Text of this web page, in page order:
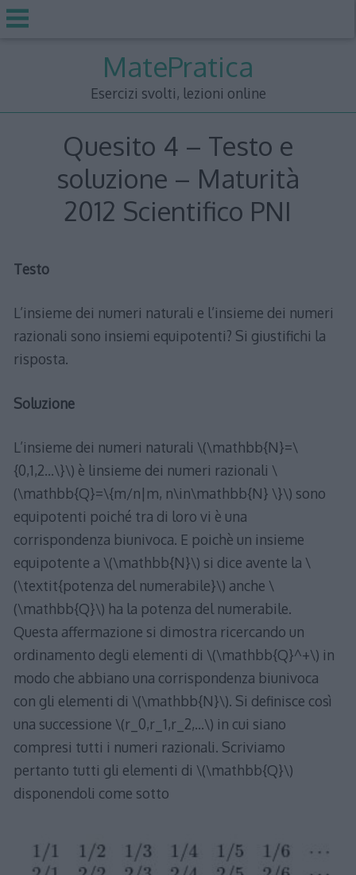
MatePratica
Esercizi svolti, lezioni online
Quesito 4 – Testo e
soluzione – Maturità
2012 Scientifico PNI
Testo
L’insieme dei numeri naturali e l’insieme dei numeri
razionali sono insiemi equipotenti? Si giustifichi la
risposta.
Soluzione
L’insieme dei numeri naturali \(\mathbb{N}=\
{0,1,2...\}\) è linsieme dei numeri razionali \
(\mathbb{Q}=\{m/n|m, n\in\mathbb{N} \}\) sono
equipotenti poiché tra di loro vi è una
corrispondenza biunivoca. E poichè un insieme
equipotente a \(\mathbb{N}\) si dice avente la \
(\textit{potenza del numerabile}\) anche \
(\mathbb{Q}\) ha la potenza del numerabile.
Questa affermazione si dimostra ricercando un
ordinamento degli elementi di \(\mathbb{Q}^+\) in
modo che abbiano una corrispondenza biunivoca
con gli elementi di \(\mathbb{N}\). Si definisce così
una successione \(r_0,r_1,r_2,...\) in cui siano
compresi tutti i numeri razionali. Scriviamo
pertanto tutti gli elementi di \(\mathbb{Q}\)
disponendoli come sotto